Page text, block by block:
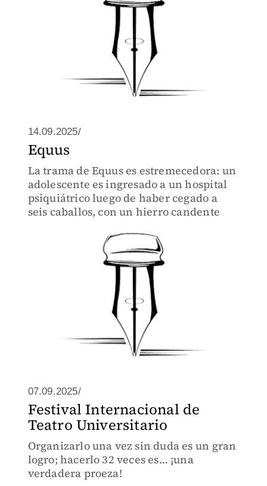
14.09.2025/
Equus
La trama de Equus es estremecedora: un
adolescente es ingresado a un hospital
psiquiátrico luego de haber cegado a
seis caballos, con un hierro candente
07.09.2025/
Festival Internacional de
Teatro Universitario
Organizarlo una vez sin duda es un gran
logro; hacerlo 32 veces es… ¡una
verdadera proeza!